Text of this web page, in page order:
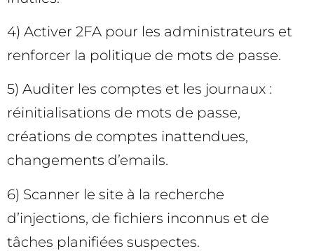
4) Activer 2FA pour les administrateurs et
renforcer la politique de mots de passe.
5) Auditer les comptes et les journaux :
réinitialisations de mots de passe,
créations de comptes inattendues,
changements d’emails.
6) Scanner le site à la recherche
d’injections, de fichiers inconnus et de
tâches planifiées suspectes.